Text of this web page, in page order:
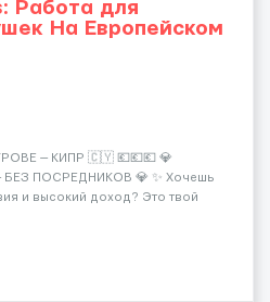
Работа для
На Европейском
— КИПР 🇨🇾 💶💶💶 💎
ПОСРЕДНИКОВ 💎 ✨ Хочешь
и высокий доход? Это твой
— Стабильный поток